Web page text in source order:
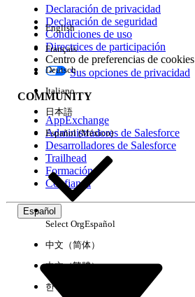
Declaración de privacidad
Declaración de seguridad
Condiciones de uso
Directrices de participación
Centro de preferencias de cookies
Sus opciones de privacidad
COMMUNITY
AppExchange
Administradores de Salesforce
Desarrolladores de Salesforce
Trailhead
Formación
Confianza
Español
English
Français
Deutsch
Italiano
日本語
Español (México)
Select OrgEspañol
中文（简体）
中文（繁體）
한국어